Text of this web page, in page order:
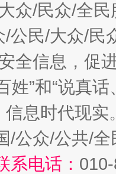
众/民众/全
/公民/大众/民
全信息，促
姓”和“说真
信息时代现实
/公众/公共/
系电话：